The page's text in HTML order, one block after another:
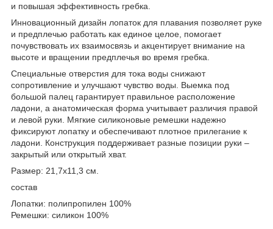
и повышая эффективность гребка.
Инновационный дизайн лопаток для плавания позволяет руке
и предплечью работать как единое целое, помогает
почувствовать их взаимосвязь и акцентирует внимание на
высоте и вращении предплечья во время гребка.
Специальные отверстия для тока воды снижают
сопротивление и улучшают чувство воды. Выемка под
большой палец гарантирует правильное расположение
ладони, а анатомическая форма учитывает различия правой
и левой руки. Мягкие силиконовые ремешки надежно
фиксируют лопатку и обеспечивают плотное прилегание к
ладони. Конструкция поддерживает разные позиции руки –
закрытый или открытый хват.
Размер: 21,7х11,3 см.
состав
Лопатки: полипропилен 100%
Ремешки: силикон 100%